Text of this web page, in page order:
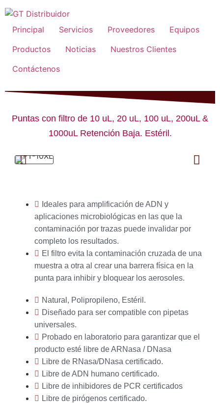
Principal Servicios Proveedores
Equipos
Productos
Noticias
Nuestros Clientes
Contáctenos
Puntas con filtro de 10 uL, 20 uL, 100 uL, 200uL &
1000uL Retención Baja. Estéril.
Ideales para amplificación de ADN y
aplicaciones microbiológicas en las que la
contaminación por trazas puede invalidar por
completo los resultados.
El filtro evita la contaminación cruzada de una
muestra a otra al crear una barrera física en la
punta para inhibir y bloquear los aerosoles.
Natural, Polipropileno, Estéril.
Diseñado para ser compatible con pipetas
universales.
Probado en laboratorio para garantizar que el
producto esté libre de ARNasa / DNasa
Libre de RNasa/DNasa certificado.
Libre de ADN humano certificado.
Libre de inhibidores de PCR certificados
Libre de pirógenos certificado.